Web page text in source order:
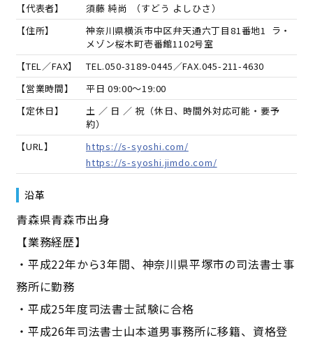
【代表者】 須藤 純尚 （すどう よしひさ）
【住所】
神奈川県横浜市中区弁天通六丁目81番地1 ラ・
メゾン桜木町壱番館1102号室
【TEL／FAX】
TEL.050-3189-0445／FAX.045-211-4630
【営業時間】
平日 09:00～19:00
【定休日】
土 ／ 日 ／ 祝（休日、時間外対応可能・要予
約）
【URL】
https://s-syoshi.com/
https://s-syoshi.jimdo.com/
沿革
青森県青森市出身
【業務経歴】
・平成22年から3年間、神奈川県平塚市の司法書士事
務所に勤務
・平成25年度司法書士試験に合格
・平成26年司法書士山本道男事務所に移籍、資格登